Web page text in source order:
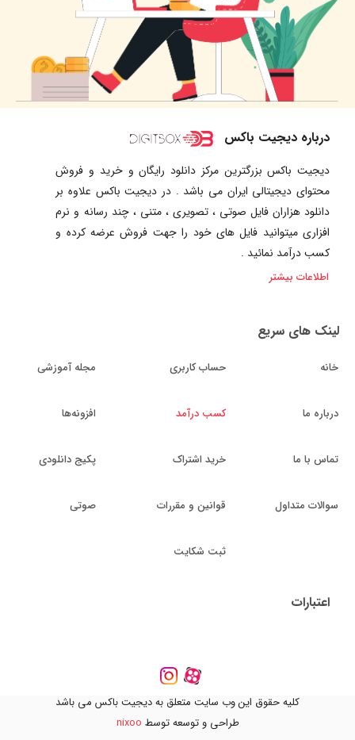
درباره دیجیت باکس
دیجیت باکس بزرگترین مرکز دانلود رایگان و خرید و فروش
محتوای دیجیتالی ایران می باشد . در دیجیت باکس علاوه بر
دانلود هزاران فایل صوتی ، تصویری ، متنی ، چند رسانه و نرم
افزاری میتوانید فایل های خود را جهت فروش عرضه کرده و
کسب درآمد نمائید .
اطلاعات بیشتر
لینک های سریع
خانه
درباره ما
تماس با ما
سوالات متداول
حساب کاربری
کسب درآمد
خرید اشتراک
قوانین و مقررات
ثبت شکایت
مجله آموزشی
افزونه‌ها
پکیج دانلودی
صوتی
اعتبارات
کلیه حقوق این وب سایت متعلق به دیجیت باکس می باشد
طراحی و توسعه توسط nixoo